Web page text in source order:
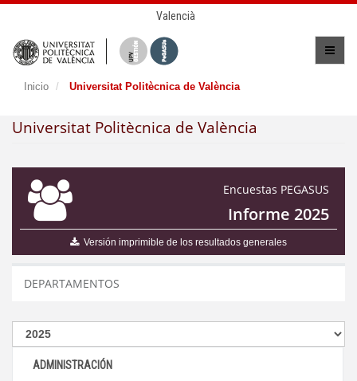
Valencià
Inicio Universitat Politècnica de València
Universitat Politècnica de València
Encuestas PEGASUS
Informe 2025
Versión imprimible de los resultados generales
DEPARTAMENTOS
ADMINISTRACIÓN